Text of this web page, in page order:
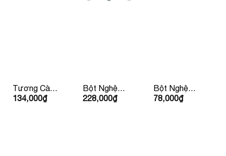
Tương Cà
Ketchup Hữu
134,000₫
Bột Nghệ
Hữu Cơ
228,000₫
Bột Nghệ
Hữu Cơ 30g
78,000₫